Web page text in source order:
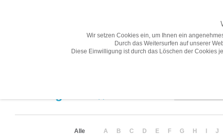
Alle A B C D E F G H J
Wir setzen Cookies ein, um Ihnen ein
Durch das Weitersurfen auf unserer
Diese Einwilligung ist durch das Löschen der Cookies